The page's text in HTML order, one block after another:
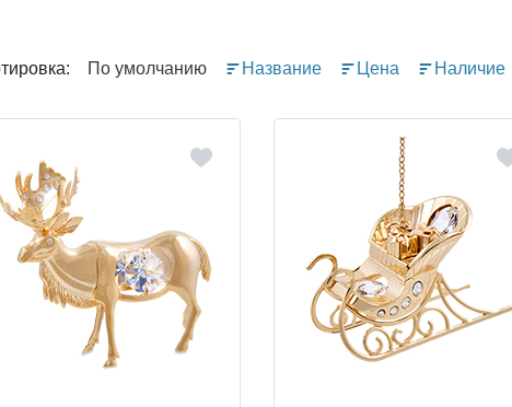
По умолчанию Название Цена Наличие